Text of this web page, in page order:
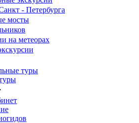
- Петербурга
мосты
на метеорах
туры